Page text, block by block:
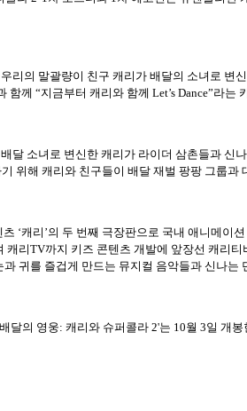
리의 말괄량이 친구 캐리가 배달의 소녀로
께 “지금부터 캐리와 함께 Let’s Dance”라
달 소녀로 변신한 캐리가 라이더 삼촌들과
위해 캐리와 친구들이 배달 재벌 팡팡 그룹
‘캐리’의 두 번째 극장판으로 국내 애니메
리TV까지 키즈 콘텐츠 개발에 앞장선 캐리
귀를 즐겁게 만드는 뮤지컬 음악들과 신나
달의 영웅: 캐리와 슈퍼콜라 2'는 10월 3일 개봉